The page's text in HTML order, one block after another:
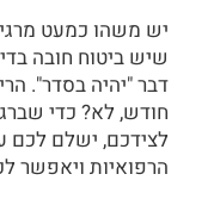
יש משהו כמעט
שיש ביטוח חובה
דבר "יהיה בסדר".
חודש, לא? כדי
לצידכם, ישלם לכם
הרפואיות ויאפשר